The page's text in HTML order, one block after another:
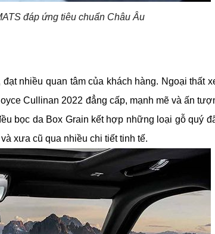
đáp ứng tiêu chuẩn Châu Âu
nhiều quan tâm của khách hàng. Ngoại thất
Cullinan 2022 đẳng cấp, mạnh mẽ và ấn
bọc da Box Grain kết hợp những loại gỗ quý
xưa cũ qua nhiều chi tiết tinh tế.